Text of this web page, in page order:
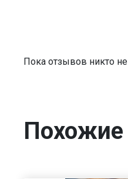
Пока отзывов никто